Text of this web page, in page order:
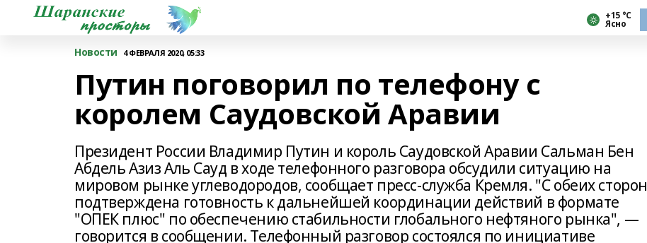
+15 °С
Ясно
Новости 4 ФЕВРАЛЯ 2020, 05:33
Путин поговорил по телефону с
королем Саудовской Аравии
Президент России Владимир Путин и король Саудовской Аравии Сальман Бен
Абдель Азиз Аль Сауд в ходе телефонного разговора обсудили ситуацию на
мировом рынке углеводородов, сообщает пресс-служба Кремля. "С обеих сторон
подтверждена готовность к дальнейшей координации действий в формате
"ОПЕК плюс" по обеспечению стабильности глобального нефтяного рынка", —
говорится в сообщении. Телефонный разговор состоялся по инициативе